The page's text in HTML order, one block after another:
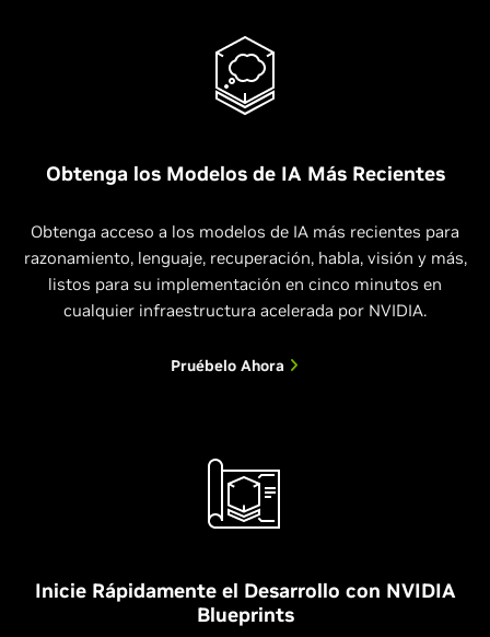
Obtenga los Modelos de IA Más Recientes
Obtenga acceso a los modelos de IA más recientes para
razonamiento, lenguaje, recuperación, habla, visión y más,
listos para su implementación en cinco minutos en
cualquier infraestructura acelerada por NVIDIA.
Pruébelo Ahora
Inicie Rápidamente el Desarrollo con NVIDIA
Blueprints